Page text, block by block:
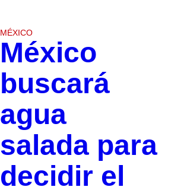
MÉXICO
México
buscará
agua
salada para
decidir el